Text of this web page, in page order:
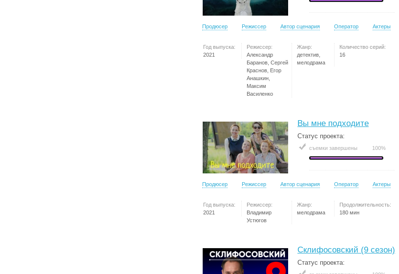
Продюсер Режиссер Автор сценария Оператор Актеры
Год выпуска:
2021
Режиссер:
Александр
Баранов, Сергей
Краснов, Егор
Анашкин,
Максим
Василенко
Жанр:
детектив,
мелодрама
Количество серий:
16
Вы мне подходите
Статус проекта:
съемки завершены 100%
Продюсер Режиссер Автор сценария Оператор Актеры
Год выпуска:
2021
Режиссер:
Владимир
Устюгов
Жанр:
мелодрама
Продолжительность:
180 мин
Склифосовский (9 сезон)
Статус проекта: